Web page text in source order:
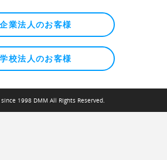
企業法人のお客様
学校法人のお客様
1998 DMM All Rights Reserved.